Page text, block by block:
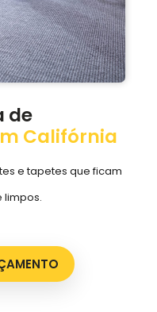
de
Califórnia
e tapetes que ficam